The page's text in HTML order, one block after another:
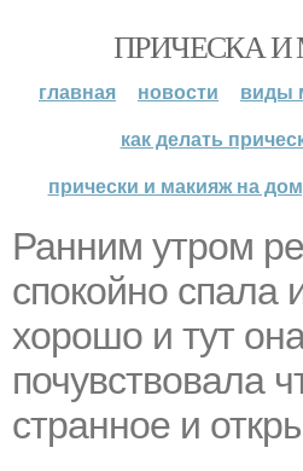
ПРИЧЕСКА
главная новости
виды
как делать
прически и макияж на
Ранним утром
спокойно спала
хорошо и тут
почувствовала
странное и